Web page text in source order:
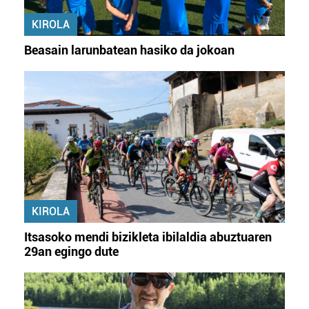
fitxategiak erabiltzen ditu. Zure esperientzia eta
zerbitzuak hobetzeko asmoz, cookie teknologiaz
baliatzen gara. Ohar hau onartuz gero, teknologia hori
erabiltzeko baimen esplizitua ematen diguzu.
KIROLA
Beasain larunbatean hasiko da jokoan
KIROLA
Itsasoko mendi bizikleta ibilaldia abuztuaren
29an egingo dute